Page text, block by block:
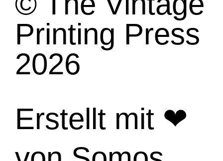
o
o
k
-
f
m
Printing Press
2026
Erstellt mit ❤